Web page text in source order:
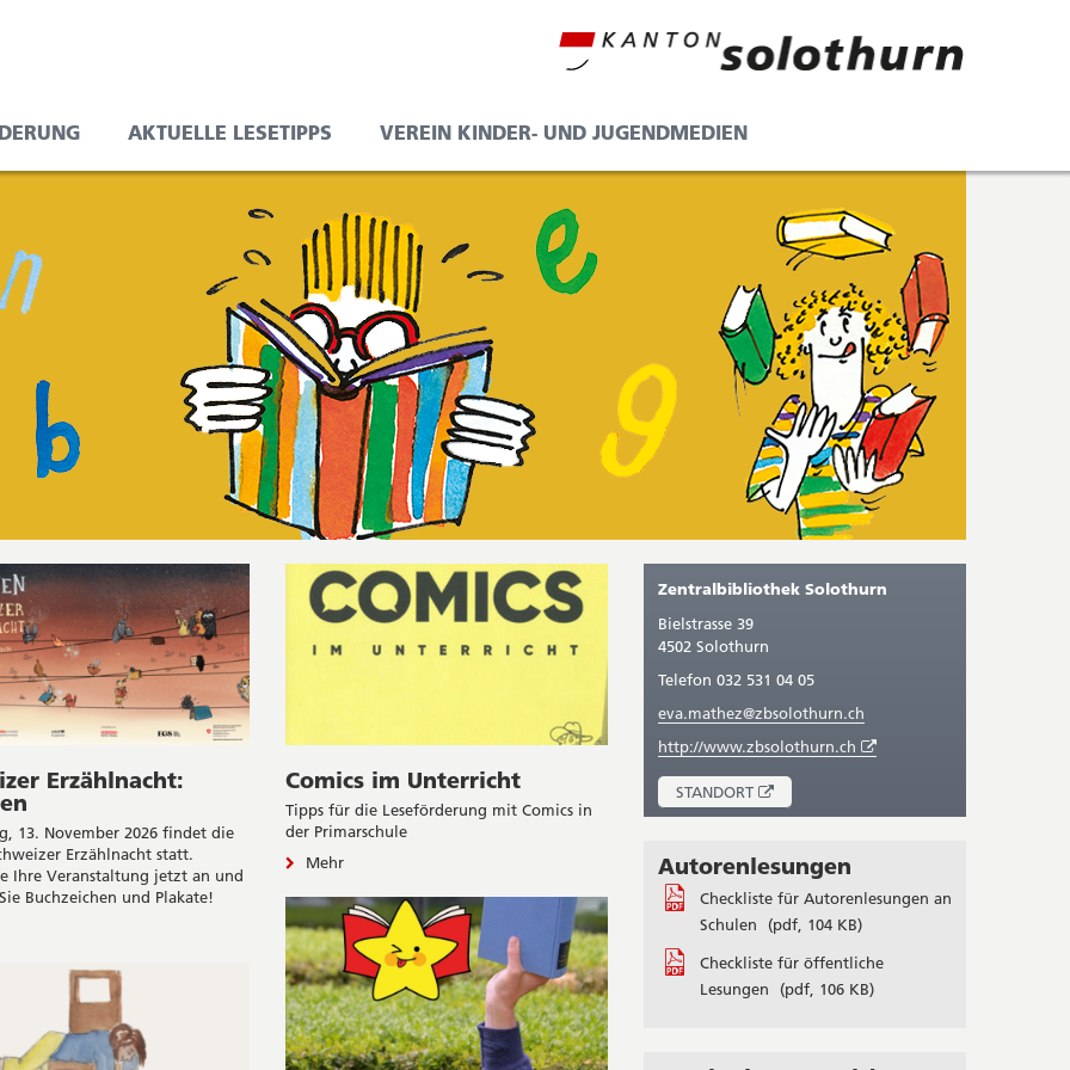
AKTUELLE LESETIPPS VEREIN KINDER- UND JUGENDMEDIEN
Erzählnacht:
13. November 2026 findet die
Erzählnacht statt.
Ihre Veranstaltung jetzt an und
Buchzeichen und Plakate!
Comics im Unterricht
Tipps für die Leseförderung mit Comics in
der Primarschule
Mehr
Zentralbibliothek Solothurn
Bielstrasse 39
4502 Solothurn
Telefon 032 531 04 05
eva.mathez@zbsolothurn.ch
http://www.zbsolothurn.ch
Öffnet
STANDORT
ÖFFNET
IN
Autorenlesungen
Checkliste für Autorenlesungen an
Schulen
(pdf, 104 KB)
Checkliste für öffentliche
Lesungen
(pdf, 106 KB)